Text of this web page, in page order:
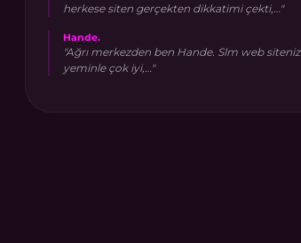
herkese siten gerçekten dikkatimi çekti,…"
Hande.
"Ağrı merkezden ben Hande. Slm web siteniz
yeminle çok iyi,…"